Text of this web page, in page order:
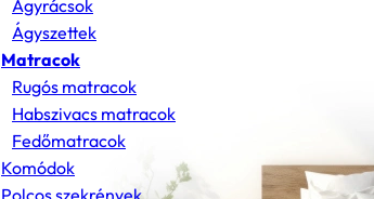
Ágyrácsok
Ágyszettek
Matracok
Rugós matracok
Habszivacs matracok
Fedőmatracok
Komódok
Polcos szekrények